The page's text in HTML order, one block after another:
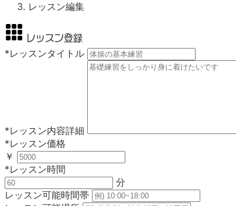
レッスン編集
レッスン登録
*レッスンタイトル
*レッスン内容詳細
*レッスン価格
￥
*レッスン時間
分
レッスン可能時間帯